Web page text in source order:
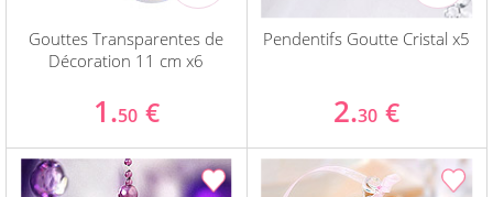
Gouttes Transparentes de
Décoration 11 cm x6
1.50 €
Pendentifs Goutte Cristal x5
2.30 €